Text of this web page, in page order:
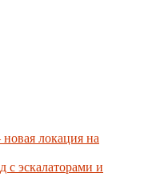
локация на
с эскалаторами и